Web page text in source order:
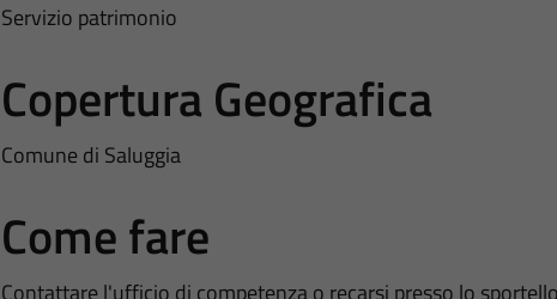
Servizio patrimonio
Copertura Geografica
Comune di Saluggia
Come fare